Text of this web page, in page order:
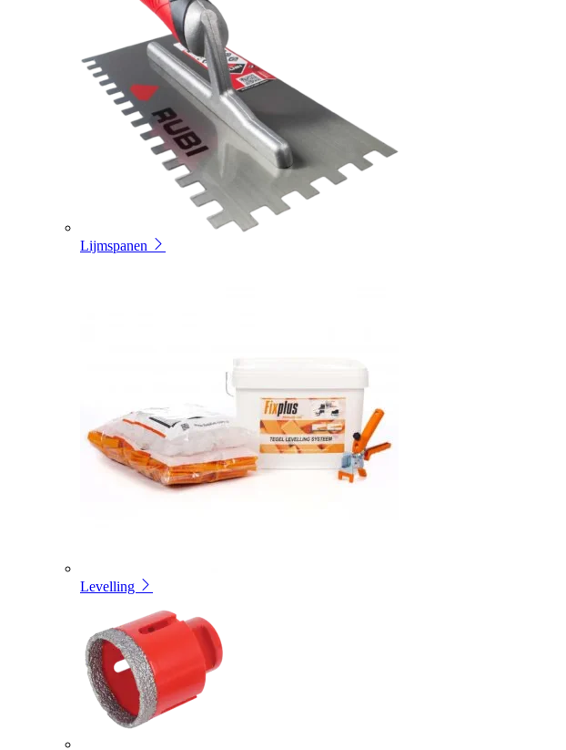
Lijmspanen
Levelling